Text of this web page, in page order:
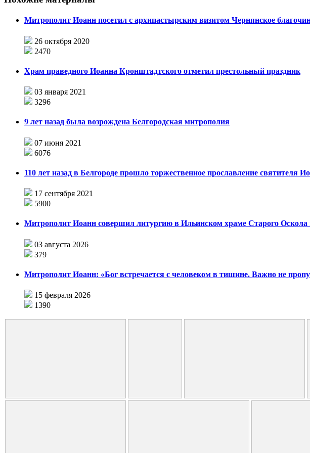
Митрополит Иоанн посетил с архипастырским визитом Чернянское
26 октября 2020
2470
Храм праведного Иоанна Кронштадтского отметил престольный праздник
03 января 2021
3296
9 лет назад была возрождена Белгородская митрополия
07 июня 2021
6076
110 лет назад в Белгороде прошло торжественное прославление святителя
17 сентября 2021
5900
Митрополит Иоанн совершил литургию в Ильинском храме Старого Оскола
03 августа 2026
379
Митрополит Иоанн: «Бог встречается с человеком в тишине. Важно не
15 февраля 2026
1390